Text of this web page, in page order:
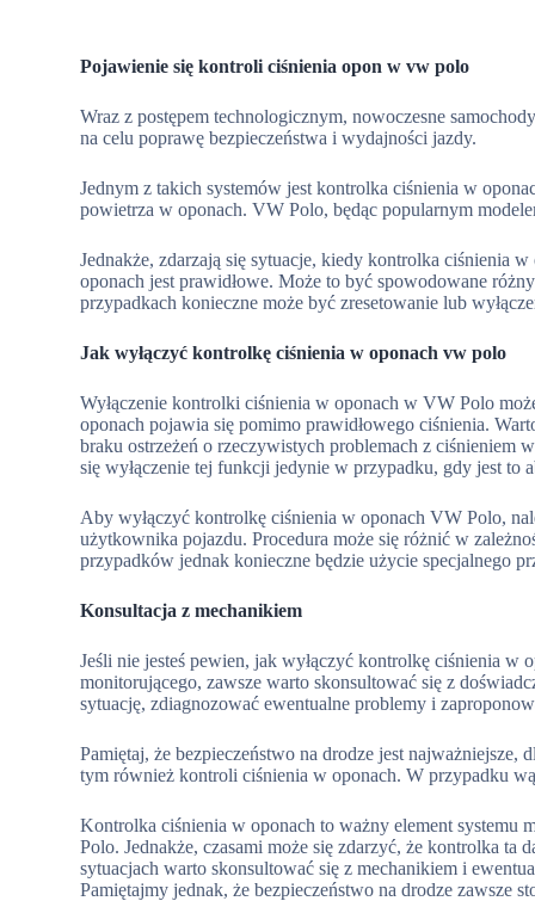
Pojawienie się kontroli ciśnienia opon w vw polo
Wraz z postępem technologicznym, nowoczesne
na celu poprawę bezpieczeństwa i wydajności jazdy.
Jednym z takich systemów jest kontrolka ciśnienia w
powietrza w oponach. VW Polo, będąc popularnym
Jednakże, zdarzają się sytuacje, kiedy kontrolka ciśnienia
oponach jest prawidłowe. Może to być spowodowane
przypadkach konieczne może być zresetowanie lub
Jak wyłączyć kontrolkę ciśnienia w oponach vw polo
Wyłączenie kontrolki ciśnienia w oponach w VW Polo
oponach pojawia się pomimo prawidłowego ciśnienia.
braku ostrzeżeń o rzeczywistych problemach z ciśnieniem
się wyłączenie tej funkcji jedynie w przypadku, gdy jest to
Aby wyłączyć kontrolkę ciśnienia w oponach VW Polo,
użytkownika pojazdu. Procedura może się różnić w
przypadków jednak konieczne będzie użycie specjalnego
Konsultacja z mechanikiem
Jeśli nie jesteś pewien, jak wyłączyć kontrolkę ciśnienia
monitorującego, zawsze warto skonsultować się z
sytuację, zdiagnozować ewentualne problemy i
Pamiętaj, że bezpieczeństwo na drodze jest
tym również kontroli ciśnienia w oponach. W przypadku
Kontrolka ciśnienia w oponach to ważny element
Polo. Jednakże, czasami może się zdarzyć, że kontrolka
sytuacjach warto skonsultować się z mechanikiem i
Pamiętajmy jednak, że bezpieczeństwo na drodze zawsze